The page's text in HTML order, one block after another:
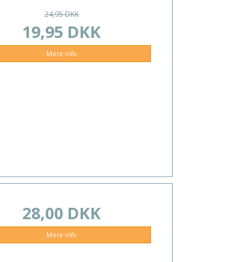
24,95 DKK
19,95 DKK
Mere info
28,00 DKK
Mere info